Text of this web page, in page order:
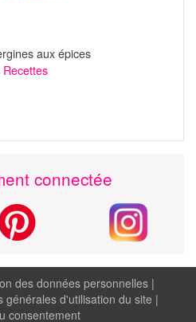
aux épices
Recettes
connectée
des données personnelles |
générales d'utilisation du site |
consentement